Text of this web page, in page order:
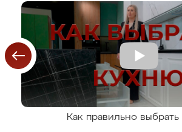
Как правильно выбрать